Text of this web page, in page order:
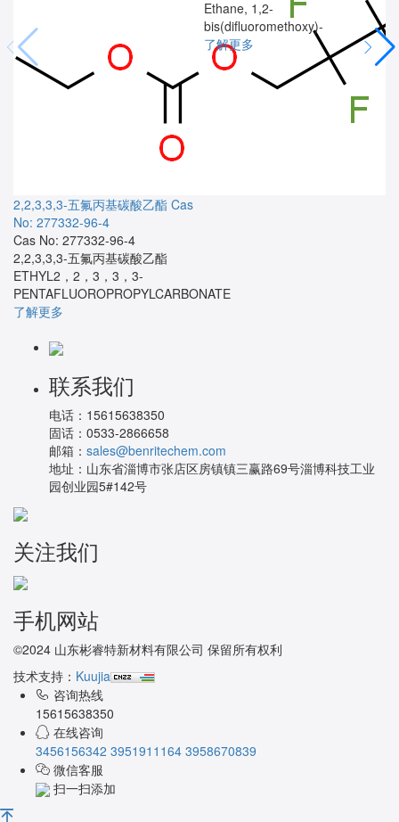
2,2,3,3,3-五氟丙基碳酸乙酯 Cas
No: 277332-96-4
Cas No: 277332-96-4
2,2,3,3,3-五氟丙基碳酸乙酯
ETHYL2，2，3，3，3-
PENTAFLUOROPROPYLCARBONATE
了解更多
Ethane, 1,2-
bis(difluoromethoxy)-
了解更多
联系我们
电话： 15615638350
固话： 0533-2866658
邮箱： sales@benritechem.com
地址： 山东省淄博市张店区房镇镇三赢路69号淄博科技工业
园创业园5#142号
关注我们
手机网站
©2024 山东彬睿特新材料有限公司 保留所有权利
技术支持： Kuujia
咨询热线
15615638350
在线咨询
3456156342 3951911164 3958670839
微信客服
扫一扫添加